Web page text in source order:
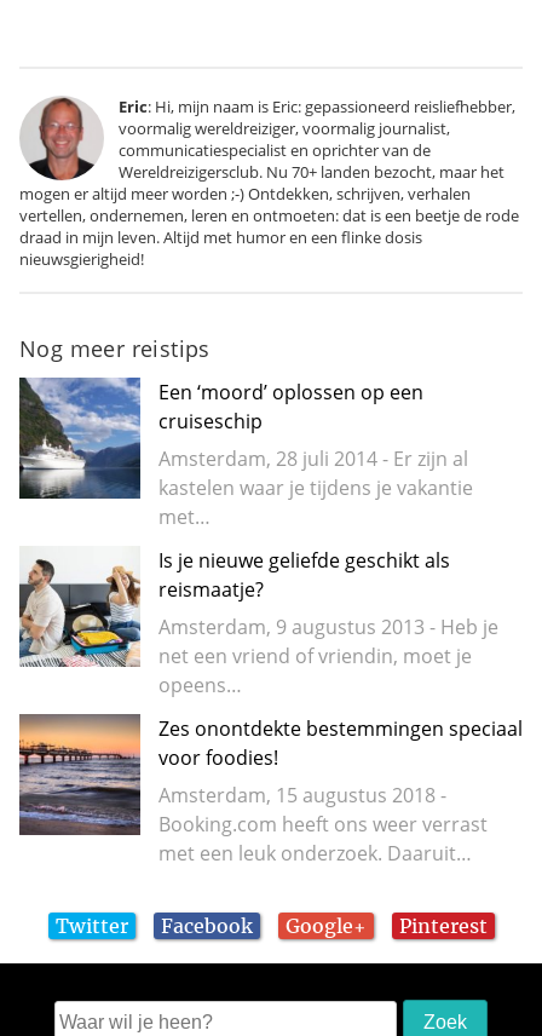
Eric: Hi, mijn naam is Eric: gepassioneerd reisliefhebber,
voormalig wereldreiziger, voormalig journalist,
communicatiespecialist en oprichter van de
Wereldreizigersclub. Nu 70+ landen bezocht, maar het
mogen er altijd meer worden ;-) Ontdekken, schrijven, verhalen
vertellen, ondernemen, leren en ontmoeten: dat is een beetje de rode
draad in mijn leven. Altijd met humor en een flinke dosis
nieuwsgierigheid!
Nog meer reistips
Een ‘moord’ oplossen op een
cruiseschip
Amsterdam, 28 juli 2014 - Er zijn al
kastelen waar je tijdens je vakantie
met…
Is je nieuwe geliefde geschikt als
reismaatje?
Amsterdam, 9 augustus 2013 - Heb je
net een vriend of vriendin, moet je
opeens…
Zes onontdekte bestemmingen speciaal
voor foodies!
Amsterdam, 15 augustus 2018 -
Booking.com heeft ons weer verrast
met een leuk onderzoek. Daaruit…
Twitter Facebook Google+ Pinterest